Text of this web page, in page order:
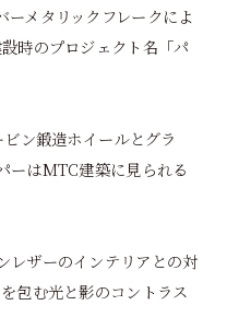
ーメタリックフレークによ
時のプロジェクト名「パ
ン鍛造ホイールとグラ
ーはMTC建築に見られる
レザーのインテリアとの対
包む光と影のコントラス